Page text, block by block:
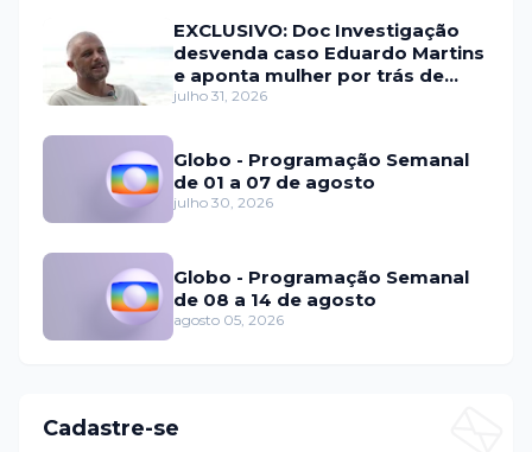
EXCLUSIVO: Doc Investigação
desvenda caso Eduardo Martins
e aponta mulher por trás de
fraude internacional
julho 31, 2026
Globo - Programação Semanal
de 01 a 07 de agosto
julho 30, 2026
Globo - Programação Semanal
de 08 a 14 de agosto
agosto 05, 2026
Cadastre-se